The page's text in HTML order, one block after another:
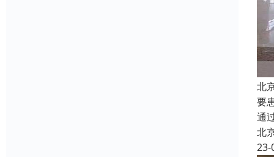
北
要
通
北
23-